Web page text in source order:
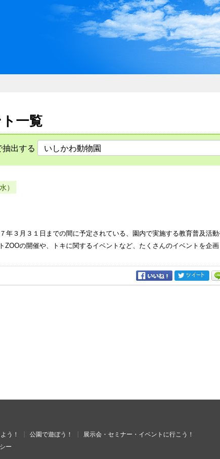
社 いしかわおでかけガイ
一覧
抽出する
）
年３月３１日までの間に予定されている、園内で実施する教育普及活
の開催や、トキに関するイベントなど、たくさんのイベントを企
う！ 公園で遊ぼう！
展示会・セミナー・イベントに行こう！
ー